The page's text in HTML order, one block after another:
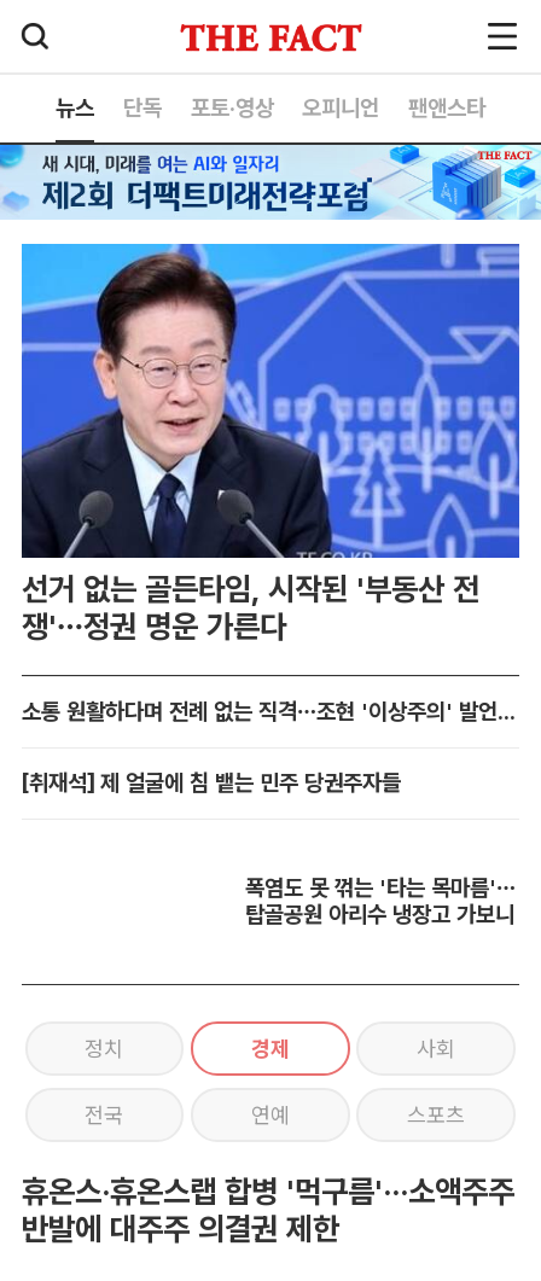
뉴스 단독 포토·영상 오피니언 팬앤스타
선거 없는 골든타임, 시작된 '부동산 전
쟁'…정권 명운 가른다
소통 원활하다며 전례 없는 직격…조현 '이상주의' 발언 논란
[취재석] 제 얼굴에 침 뱉는 민주 당권주자들
폭염도 못 꺾는 '타는 목마름'…
탑골공원 아리수 냉장고 가보니
정치 경제 사회
전국 연예 스포츠
휴온스·휴온스랩 합병 '먹구름'···소액주주
반발에 대주주 의결권 제한